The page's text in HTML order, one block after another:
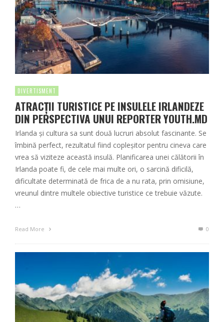
DIVERTISMENT
ATRACȚII TURISTICE PE INSULELE IRLANDEZE
DIN PERSPECTIVA UNUI REPORTER YOUTH.MD
Irlanda și cultura sa sunt două lucruri absolut fascinante. Se
îmbină perfect, rezultatul fiind copleșitor pentru cineva care
vrea să viziteze această insulă. Planificarea unei călătorii în
Irlanda poate fi, de cele mai multe ori, o sarcină dificilă,
dificultate determinată de frica de a nu rata, prin omisiune,
vreunul dintre multele obiective turistice ce trebuie văzute.
…
Read More 0